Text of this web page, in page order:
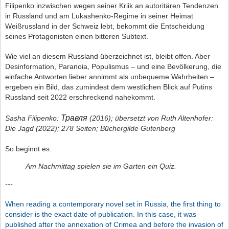
Filipenko inzwischen wegen seiner Kriik an autoritären Tendenzen
in Russland und am Lukashenko-Regime in seiner Heimat
Weißrussland in der Schweiz lebt, bekommt die Entscheidung
seines Protagonisten einen bitteren Subtext.
Wie viel an diesem Russland überzeichnet ist, bleibt offen. Aber
Desinformation, Paranoia, Populismus – und eine Bevölkerung, die
einfache Antworten lieber annimmt als unbequeme Wahrheiten –
ergeben ein Bild, das zumindest dem westlichen Blick auf Putins
Russland seit 2022 erschreckend nahekommt.
Sasha Filipenko: Травля (2016); übersetzt von Ruth Altenhofer:
Die Jagd (2022); 278 Seiten; Büchergilde Gutenberg
So beginnt es:
Am Nachmittag spielen sie im Garten ein Quiz.
---
When reading a contemporary novel set in Russia, the first thing to
consider is the exact date of publication. In this case, it was
published after the annexation of Crimea and before the invasion of